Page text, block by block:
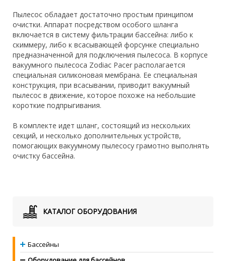
Пылесос обладает достаточно простым принципом
очистки. Аппарат посредством особого шланга
включается в систему фильтрации бассейна: либо к
скиммеру, либо к всасывающей форсунке специально
предназначенной для подключения пылесоса. В корпусе
вакуумного пылесоса Zodiac Pacer располагается
специальная силиконовая мембрана. Ее специальная
конструкция, при всасывании, приводит вакуумный
пылесос в движение, которое похоже на небольшие
короткие подпрыгивания.
В комплекте идет шланг, состоящий из нескольких
секций, и несколько дополнительных устройств,
помогающих вакуумному пылесосу грамотно выполнять
очистку бассейна.
КАТАЛОГ ОБОРУДОВАНИЯ
Бассейны